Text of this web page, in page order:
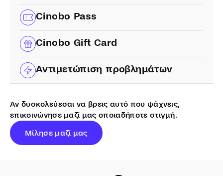
Cinobo Pass
Cinobo Gift Card
Αντιμετώπιση προβλημάτων
Αν δυσκολεύεσαι να βρεις αυτό που ψάχνεις,
επικοινώνησε μαζί μας οποιαδήποτε στιγμή.
Μίλησε μαζί μας